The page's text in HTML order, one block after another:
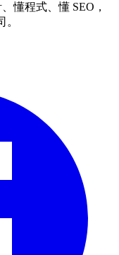
懂程式、懂 SEO，